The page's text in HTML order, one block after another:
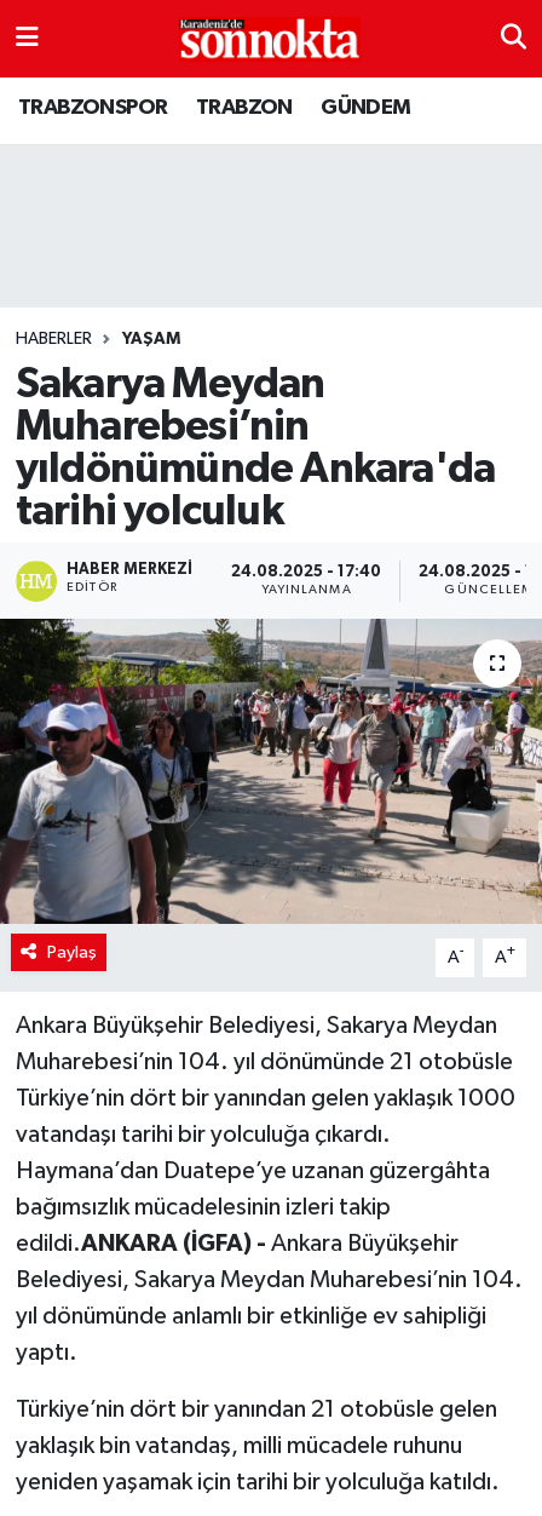
TRABZONSPOR TRABZON GÜNDEM
HABERLER YAŞAM
Sakarya Meydan
Muharebesi’nin
yıldönümünde Ankara'da
tarihi yolculuk
HABER MERKEZI
EDITÖR
24.08.2025 - 17:40
YAYINLANMA
24.08.2025 -
GÜNCELLEME
Paylaş A- A+
Ankara Büyükşehir Belediyesi, Sakarya Meydan
Muharebesi’nin 104. yıl dönümünde 21 otobüsle
Türkiye’nin dört bir yanından gelen yaklaşık 1000
vatandaşı tarihi bir yolculuğa çıkardı.
Haymana’dan Duatepe’ye uzanan güzergâhta
bağımsızlık mücadelesinin izleri takip
edildi.ANKARA (İGFA) - Ankara Büyükşehir
Belediyesi, Sakarya Meydan Muharebesi’nin 104.
yıl dönümünde anlamlı bir etkinliğe ev sahipliği
yaptı.
Türkiye’nin dört bir yanından 21 otobüsle gelen
yaklaşık bin vatandaş, milli mücadele ruhunu
yeniden yaşamak için tarihi bir yolculuğa katıldı.
GÜNDEM
Kültür sanat
MAGAZİN
SAĞLIK
SİYASET
Teknoloji
TRABZON
TRABZONSPOR
Yaşam
Son Dakika Haberleri
Haber Arşivi